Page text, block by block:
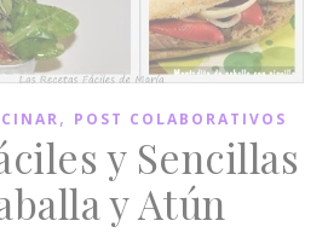
, POST COLABORATIVOS
y Sencillas
y Atún